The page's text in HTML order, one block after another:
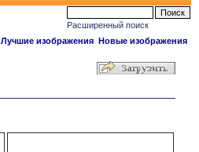
Расширенный поиск
Лучшие изображения Новые изображения